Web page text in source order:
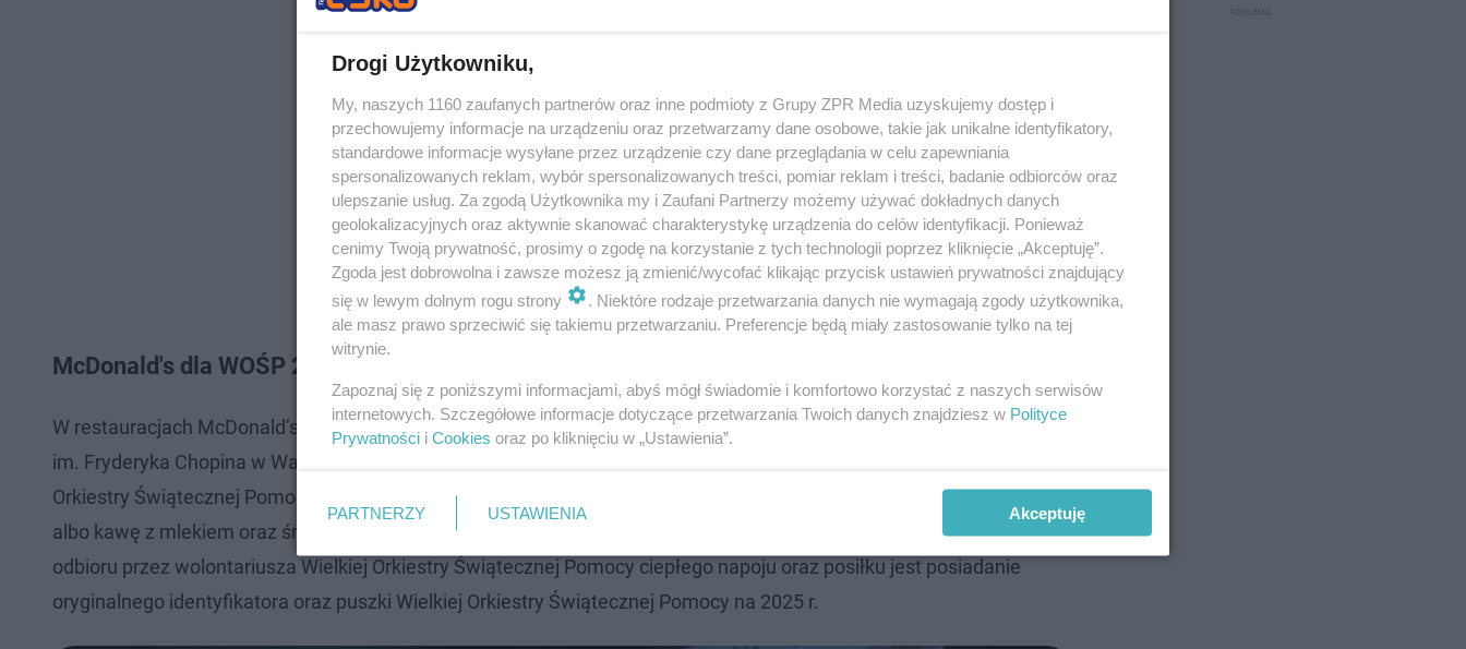
McDonald's dla WOŚP 2025 - akcja specjalna
W restauracjach McDonald’s w całej Polsce, z wyłączeniem restauracji znajdujących się na terenie Portu Lotniczego
im. Fryderyka Chopina w Warszawie oraz Portu Lotniczego im. Lecha Wałęsy w Gdańsku, każdy wolontariusz Wielkiej
Orkiestry Świątecznej Pomocy w dniu 33. Finału będzie mógł odebrać mały, gorący napój: herbatę, albo kawę czarną,
albo kawę z mlekiem oraz średnie frytki. Wszystko po to, aby zyskać jeszcze więcej pary do działania. Warunkiem
odbioru przez wolontariusza Wielkiej Orkiestry Świątecznej Pomocy ciepłego napoju oraz posiłku jest posiadanie
oryginalnego identyfikatora oraz puszki Wielkiej Orkiestry Świątecznej Pomocy na 2025 r.
Drogi Użytkowniku,
My, naszych 1160 zaufanych partnerów oraz inne podmioty z Grupy ZPR Media uzyskujemy dostęp i
przechowujemy informacje na urządzeniu oraz przetwarzamy dane osobowe, takie jak unikalne identyfikatory,
standardowe informacje wysyłane przez urządzenie czy dane przeglądania w celu zapewniania
spersonalizowanych reklam, wybór spersonalizowanych treści, pomiar reklam i treści, badanie odbiorców oraz
ulepszanie usług. Za zgodą Użytkownika my i Zaufani Partnerzy możemy używać dokładnych danych
geolokalizacyjnych oraz aktywnie skanować charakterystykę urządzenia do celów identyfikacji. Ponieważ
cenimy Twoją prywatność, prosimy o zgodę na korzystanie z tych technologii poprzez kliknięcie „Akceptuję”.
Zgoda jest dobrowolna i zawsze możesz ją zmienić/wycofać klikając przycisk ustawień prywatności znajdujący
się w lewym dolnym rogu strony
. Niektóre rodzaje przetwarzania danych nie wymagają zgody użytkownika,
ale masz prawo sprzeciwić się takiemu przetwarzaniu. Preferencje będą miały zastosowanie tylko na tej
witrynie.
Zapoznaj się z poniższymi informacjami, abyś mógł świadomie i komfortowo korzystać z naszych serwisów
internetowych. Szczegółowe informacje dotyczące przetwarzania Twoich danych znajdziesz w Polityce
Prywatności i Cookies oraz po kliknięciu w „Ustawienia”.
PARTNERZY USTAWIENIA Akceptuję